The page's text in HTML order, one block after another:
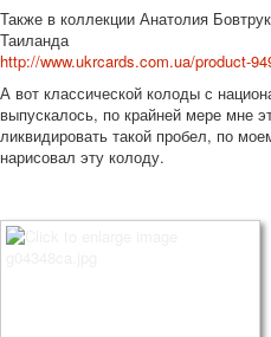
Также в коллекции Анатолия
Таиланда
http://www.ukrcards.com.ua/product-
А вот классической колоды с
выпускалось, по крайней мере мне
ликвидировать такой пробел, по
нарисовал эту колоду.